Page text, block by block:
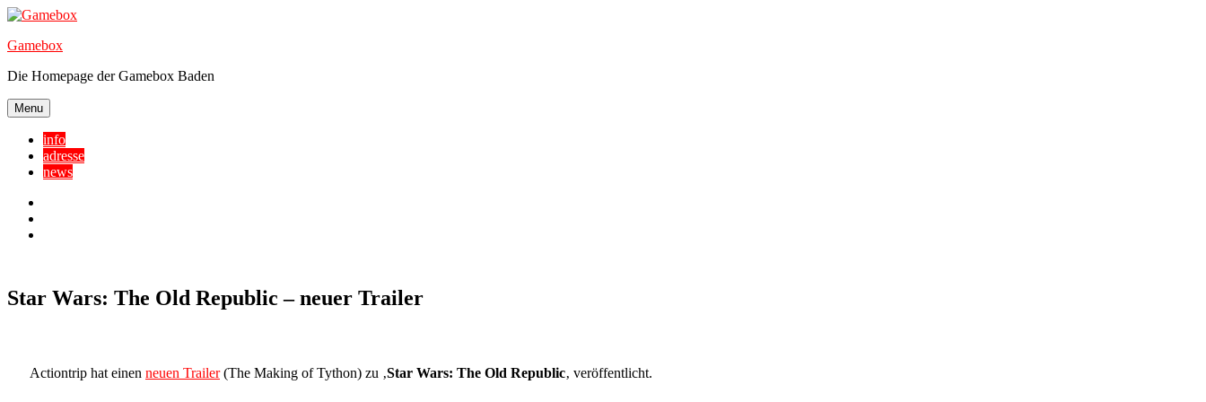
Skip
content
Gamebox
Die Homepage der Gamebox Baden
Menu
info
adresse
news
Star Wars: The Old Republic – neuer Trailer
Actiontrip hat einen neuen Trailer(The Making of Tython) zu ‚Star Wars: The Old Republic‚ veröffentlicht.